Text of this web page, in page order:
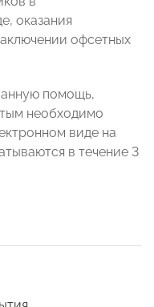
оказания
офсетных
помощь,
необходимо
виде на
в течение 3